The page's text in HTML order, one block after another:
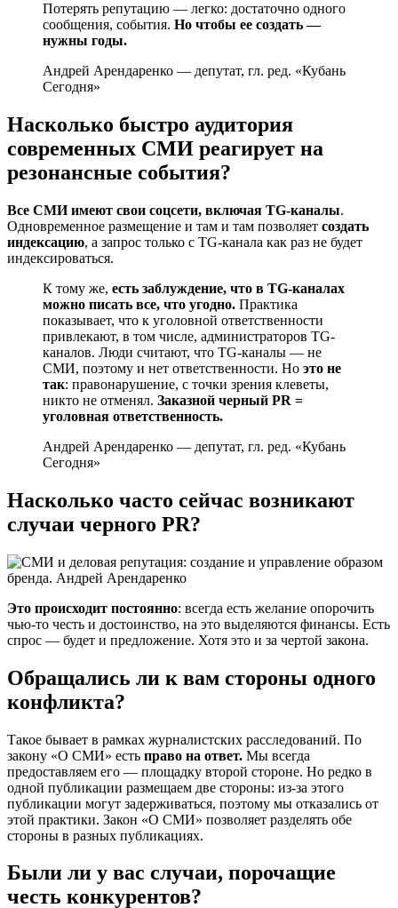
Потерять репутацию — легко: достаточно одного
сообщения, события. Но чтобы ее создать —
нужны годы.
Андрей Арендаренко — депутат, гл. ред. «Кубань
Сегодня»
Насколько быстро аудитория
современных СМИ реагирует на
резонансные события?
Все СМИ имеют свои соцсети, включая TG-каналы.
Одновременное размещение и там и там позволяет создать
индексацию, а запрос только с TG-канала как раз не будет
индексироваться.
К тому же, есть заблуждение, что в TG-каналах
можно писать все, что угодно. Практика
показывает, что к уголовной ответственности
привлекают, в том числе, администраторов TG-
каналов. Люди считают, что TG-каналы — не
СМИ, поэтому и нет ответственности. Но это не
так: правонарушение, с точки зрения клеветы,
никто не отменял. Заказной черный PR =
уголовная ответственность.
Андрей Арендаренко — депутат, гл. ред. «Кубань
Сегодня»
Насколько часто сейчас возникают
случаи черного PR?
Это происходит постоянно: всегда есть желание опорочить
чью-то честь и достоинство, на это выделяются финансы. Есть
спрос — будет и предложение. Хотя это и за чертой закона.
Обращались ли к вам стороны одного
конфликта?
Такое бывает в рамках журналистских расследований. По
закону «О СМИ» есть право на ответ. Мы всегда
предоставляем его — площадку второй стороне. Но редко в
одной публикации размещаем две стороны: из-за этого
публикации могут задерживаться, поэтому мы отказались от
этой практики. Закон «О СМИ» позволяет разделять обе
стороны в разных публикациях.
Были ли у вас случаи, порочащие
честь конкурентов?